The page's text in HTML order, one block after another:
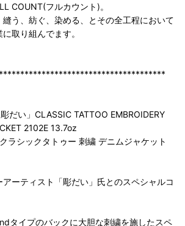
COUNT(フルカウント)。
う、紡ぐ、染める、とその全工程において
取り組んでます。
だい」CLASSIC TATTOO EMBROIDERY
2102E 13.7oz
ラシックタトゥー 刺繍 デニムジャケット
ーティスト「彫だい」氏とのスペシャルコ
タイプのバックに大胆な刺繍を施したスペ